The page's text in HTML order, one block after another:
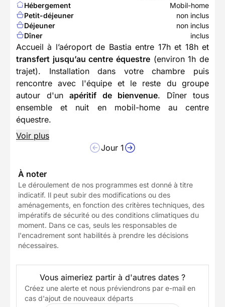
Hébergement
Mobil-home
Petit-déjeuner
non inclus
Déjeuner
non inclus
Dîner
inclus
Accueil à l’aéroport de Bastia entre 17h et 18h et
transfert jusqu’au centre équestre (environ 1h de
trajet). Installation dans votre chambre puis
rencontre avec l'équipe et le reste du groupe
autour d'un apéritif de bienvenue. Dîner tous
ensemble et nuit en mobil-home au centre
équestre.
Voir plus
Jour 1
À noter
Le déroulement de nos programmes est donné à titre
indicatif. Il peut subir des modifications ou des
aménagements, en fonction des critères techniques, des
impératifs de sécurité ou des conditions climatiques du
moment. Dans ce cas, seuls les responsables de
l'encadrement sont habilités à prendre les décisions
nécessaires.
Vous aimeriez partir à d'autres dates ?
Créez une alerte et nous préviendrons par e-mail en
cas d'ajout de nouveaux départs